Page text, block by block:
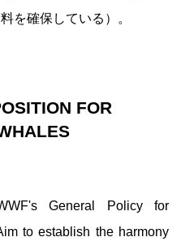
を確保している）。
FOR
General Policy for
to establish the harmony